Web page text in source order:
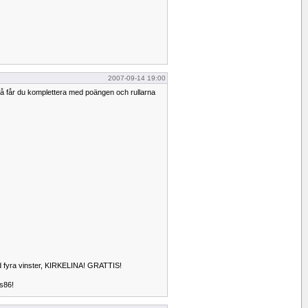
2007-09-14 19:00
får du komplettera med poängen och rullarna
vinster, KIRKELINA! GRATTIS!